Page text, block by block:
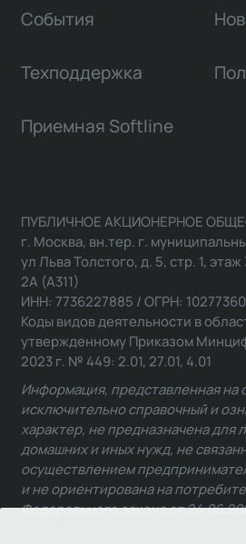
События
Техподдержка
Приемная Softline
ПУБЛИЧНОЕ АКЦИОНЕРНОЕ
г. Москва, вн.тер. г.
ул Льва Толстого, д. 5, стр. 1,
2А (А311)
ИНН: 7736227885 / ОГРН:
Коды видов деятельности в
утвержденному Приказом
2023 г. № 449: 2.01, 27.01, 4.01
Информация, представленная на
исключительно справочный и
характер, не предназначена для
домашних и иных нужд, не
осуществлением
и не ориентирована на
Федерального закона от